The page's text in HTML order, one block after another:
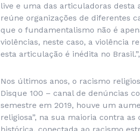
live e uma das articuladoras desta
reúne organizações de diferentes
que o fundamentalismo não é
violências, neste caso, a violência
esta articulação é inédita no
Nos últimos anos, o racismo
Disque 100 – canal de denúncias
semestre em 2019, houve um
religiosa”, na sua maioria contra
histórica, conectada ao racismo